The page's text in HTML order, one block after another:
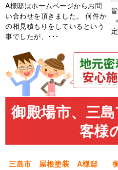
A様邸はホームページからお問
い合わせを頂きました。 何件か
の相見積もりをしているという
事でしたが、･･･
御殿場市、三
客様
三島市 屋根塗装 A様邸